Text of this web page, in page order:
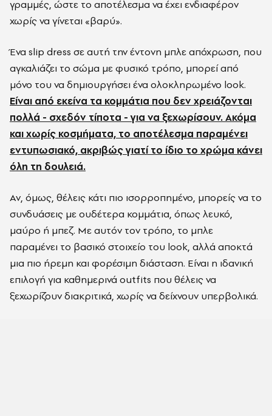
γραμμές, ώστε το αποτέλεσμα να έχει ενδιαφέρον
χωρίς να γίνεται «βαρύ».
Ένα slip dress σε αυτή την έντονη μπλε απόχρωση, που
αγκαλιάζει το σώμα με φυσικό τρόπο, μπορεί από
μόνο του να δημιουργήσει ένα ολοκληρωμένο look.
Είναι από εκείνα τα κομμάτια που δεν χρειάζονται
πολλά - σχεδόν τίποτα - για να ξεχωρίσουν. Ακόμα
και χωρίς κοσμήματα, το αποτέλεσμα παραμένει
εντυπωσιακό, ακριβώς γιατί το ίδιο το χρώμα κάνει
όλη τη δουλειά.
Αν, όμως, θέλεις κάτι πιο ισορροπημένο, μπορείς να το
συνδυάσεις με ουδέτερα κομμάτια, όπως λευκό,
μαύρο ή μπεζ. Με αυτόν τον τρόπο, το μπλε
παραμένει το βασικό στοιχείο του look, αλλά αποκτά
μια πιο ήρεμη και φορέσιμη διάσταση. Είναι η ιδανική
επιλογή για καθημερινά outfits που θέλεις να
ξεχωρίζουν διακριτικά, χωρίς να δείχνουν υπερβολικά.